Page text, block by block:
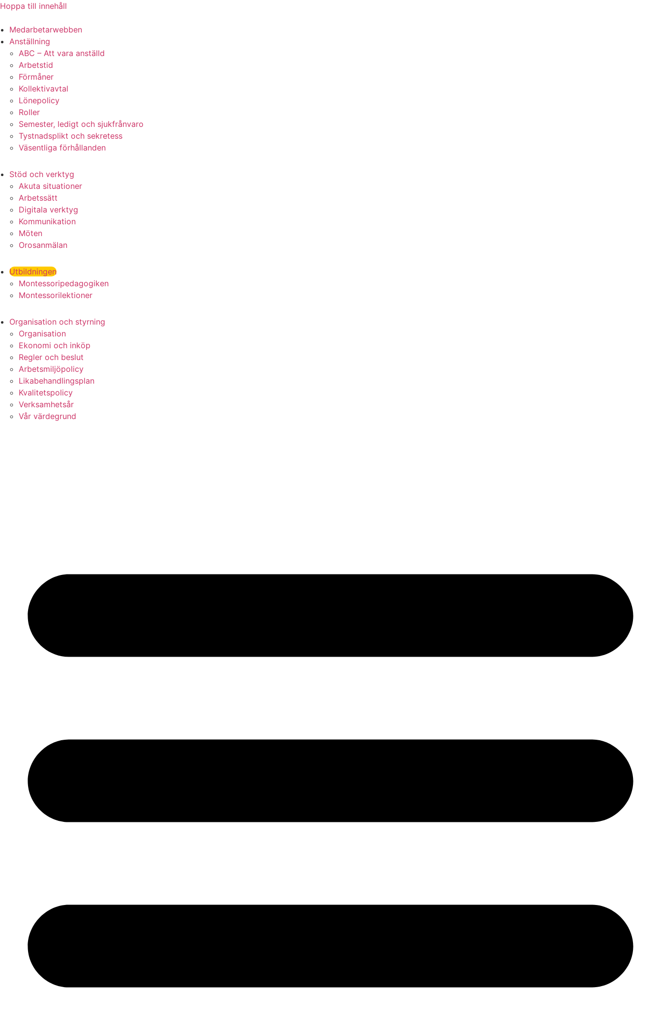
Hoppa till innehåll
Medarbetarwebben
Anställning
ABC – Att vara anställd
Arbetstid
Förmåner
Kollektivavtal
Lönepolicy
Roller
Semester, ledigt och sjukfrånvaro
Tystnadsplikt och sekretess
Väsentliga förhållanden
Stöd och verktyg
Akuta situationer
Arbetssätt
Digitala verktyg
Kommunikation
Möten
Orosanmälan
Utbildningen
Montessoripedagogiken
Montessorilektioner
Organisation och styrning
Organisation
Ekonomi och inköp
Regler och beslut
Arbetsmiljöpolicy
Likabehandlingsplan
Kvalitetspolicy
Verksamhetsår
Vår värdegrund